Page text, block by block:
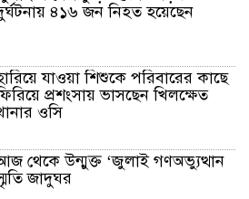
৪১৬ জন নিহত হয়েছেন
যাওয়া শিশুকে পরিবারের কাছে
প্রশংসায় ভাসছেন খিলক্ষেত
ওসি
থেকে উন্মুক্ত ‘জুলাই গণঅভ্যুত্থান
জাদুঘর